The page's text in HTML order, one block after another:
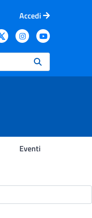
Accedi
Eventi